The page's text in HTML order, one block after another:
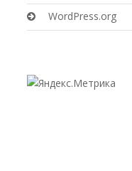
WordPress.org